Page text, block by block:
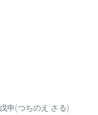
戊申(つちのえ さる)